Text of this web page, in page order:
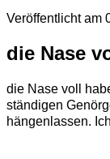
Veröffentlicht am
die Nase
die Nase voll
ständigen
hängenlassen.